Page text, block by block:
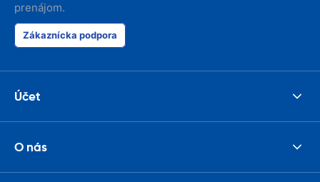
prenájom.
Zákaznícka podpora
Účet
O nás